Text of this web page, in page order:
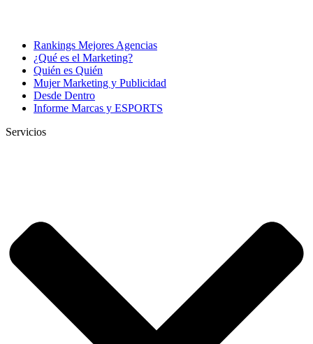
Rankings Mejores Agencias
¿Qué es el Marketing?
Quién es Quién
Mujer Marketing y Publicidad
Desde Dentro
Informe Marcas y ESPORTS
Servicios